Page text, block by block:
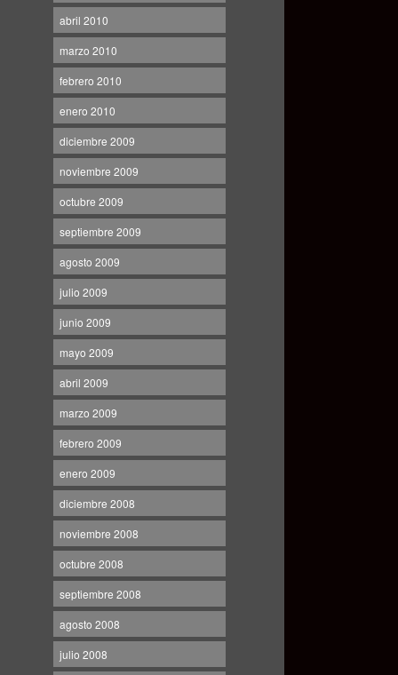
abril 2010
marzo 2010
febrero 2010
enero 2010
diciembre 2009
noviembre 2009
octubre 2009
septiembre 2009
agosto 2009
julio 2009
junio 2009
mayo 2009
abril 2009
marzo 2009
febrero 2009
enero 2009
diciembre 2008
noviembre 2008
octubre 2008
septiembre 2008
agosto 2008
julio 2008